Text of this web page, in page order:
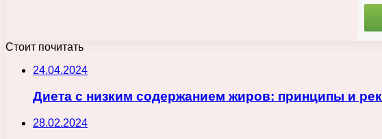
Стоит почитать
24.04.2024
Диета с низким содержанием жиров: принципы и
28.02.2024